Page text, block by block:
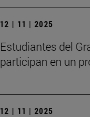
12 | 11 | 2025
Estudiantes del
participan en un
12 | 11 | 2025